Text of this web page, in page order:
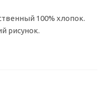
100% хлопок.
рисунок.